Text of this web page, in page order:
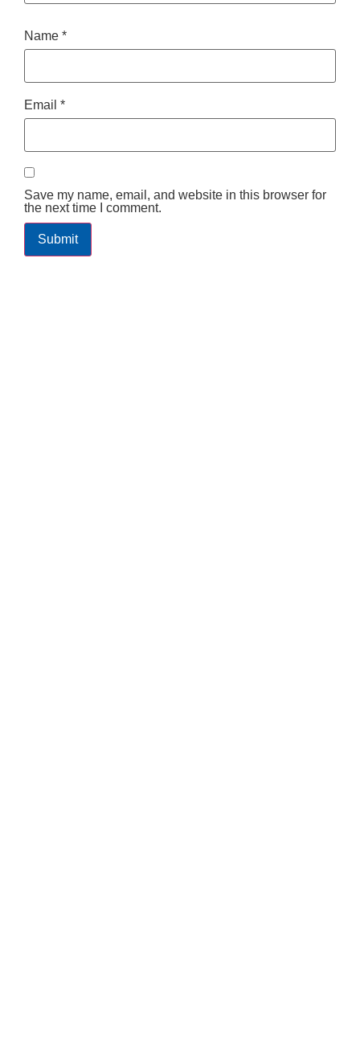
Name *
Email *
Save my name, email, and website in this browser for
the next time I comment.